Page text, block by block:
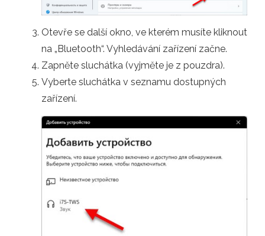
Otevře se další okno, ve kterém musíte kliknout
na „Bluetooth“. Vyhledávání zařízení začne.
Zapněte sluchátka (vyjměte je z pouzdra).
Vyberte sluchátka v seznamu dostupných
zařízení.